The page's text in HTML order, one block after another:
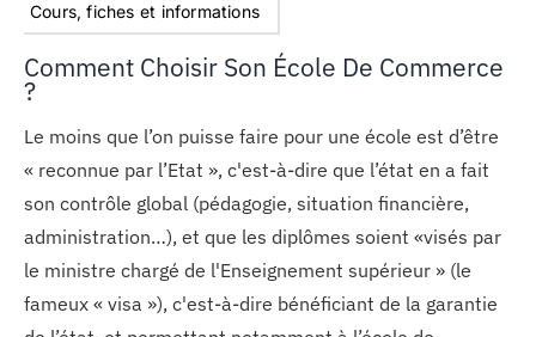
Cours, fiches et informations
Comment Choisir Son École De Commerce
?
Le moins que l’on puisse faire pour une école est d’être
« reconnue par l’Etat », c'est-à-dire que l’état en a fait
son contrôle global (pédagogie, situation financière,
administration…), et que les diplômes soient «visés par
le ministre chargé de l'Enseignement supérieur » (le
fameux « visa »), c'est-à-dire bénéficiant de la garantie